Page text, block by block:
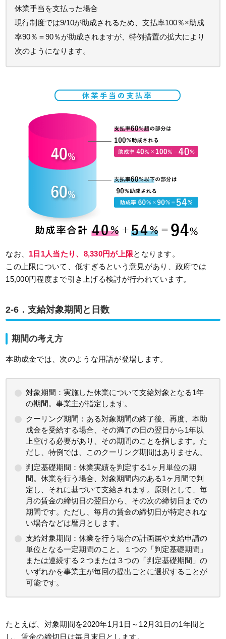
休業手当を支払った場合
現行制度では9/10が助成されるため、支払率100％×助成
率90％＝90％が助成されますが、特例措置の拡大により
次のようになります。
なお、 1日1人当たり、8,330円が上限となります。
この上限について、低すぎるという意見があり、政府では
15,000円程度まで引き上げる検討が行われています。
2-6．支給対象期間と日数
期間の考え方
本助成金では、次のような用語が登場します。
対象期間：実施した休業について支給対象となる1年
の期間。事業主が指定します。
クーリング期間：ある対象期間の終了後、再度、本助
成金を受給する場合、その満了の日の翌日から1年以
上空ける必要があり、その期間のことを指します。た
だし、特例では、このクーリング期間はありません。
判定基礎期間：休業実績を判定する1ヶ月単位の期
間。休業を行う場合、対象期間内のある1ヶ月間で判
定し、それに基づいて支給されます。原則として、毎
月の賃金の締切日の翌日から、その次の締切日までの
期間です。ただし、毎月の賃金の締切日が特定されな
い場合などは暦月とします。
支給対象期間：休業を行う場合の計画届や支給申請の
単位となる一定期間のこと。１つの「判定基礎期間」
または連続する２つまたは３つの「判定基礎期間」の
いずれかを事業主が毎回の提出ごとに選択することが
可能です。
たとえば、対象期間を2020年1月1日～12月31日の1年間と
し、賃金の締切日は毎月末日とします。